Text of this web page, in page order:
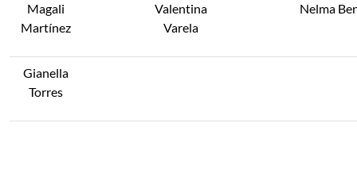
Magali
Martínez
Valentina
Varela
Nelma
Gianella
Torres